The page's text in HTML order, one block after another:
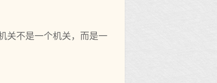
关不是一个机关，而是一